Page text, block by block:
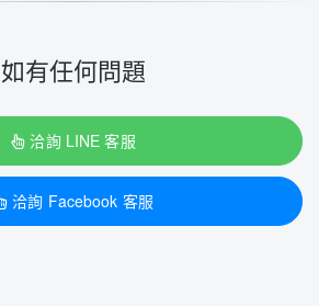
如有任何問題
洽詢 LINE 客服
洽詢 Facebook 客服